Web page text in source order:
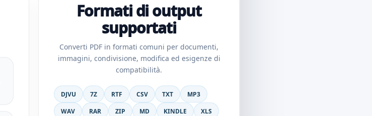
Formati di output
supportati
Converti PDF in formati comuni per documenti,
immagini, condivisione, modifica ed esigenze di
compatibilità.
DJVU 7Z RTF CSV TXT
MP3
WAV
RAR ZIP MD KINDLE
XLS